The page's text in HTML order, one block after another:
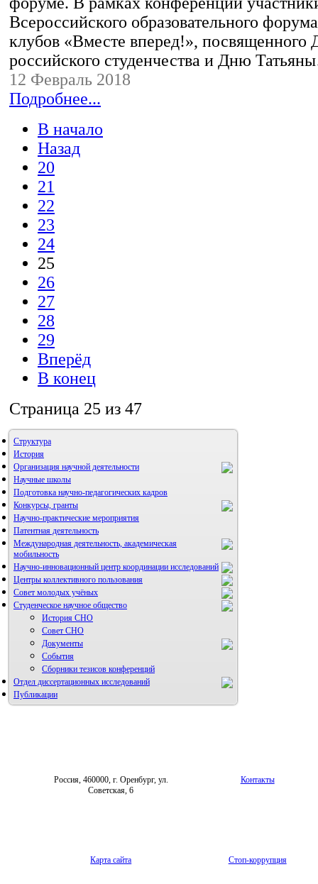
Всероссийского образовательного
клубов «Вместе вперед!», посвященного
российского студенчества и Дню
12 Февраль 2018
Подробнее...
В начало
Назад
20
21
22
23
24
25
26
27
28
29
Вперёд
В конец
Страница 25 из 47
Структура
История
Организация научной деятельности
Научные школы
Подготовка научно-педагогических кадров
Конкурсы, гранты
Научно-практические мероприятия
Патентная деятельность
Международная деятельность, академическая
мобильность
Научно-инновационный центр координации исследований
НИИ микрохирургии и клинической анатомии
Центры коллективного пользования
Совет молодых учёных
Студенческое научное общество
История СНО
Совет СНО
Документы
События
Сборники тезисов конференций
Отдел диссертационных исследований
Публикации
Россия, 460000, г. Оренбург, ул.
Советская, 6
Контакты
Карта сайта Стоп-коррупция